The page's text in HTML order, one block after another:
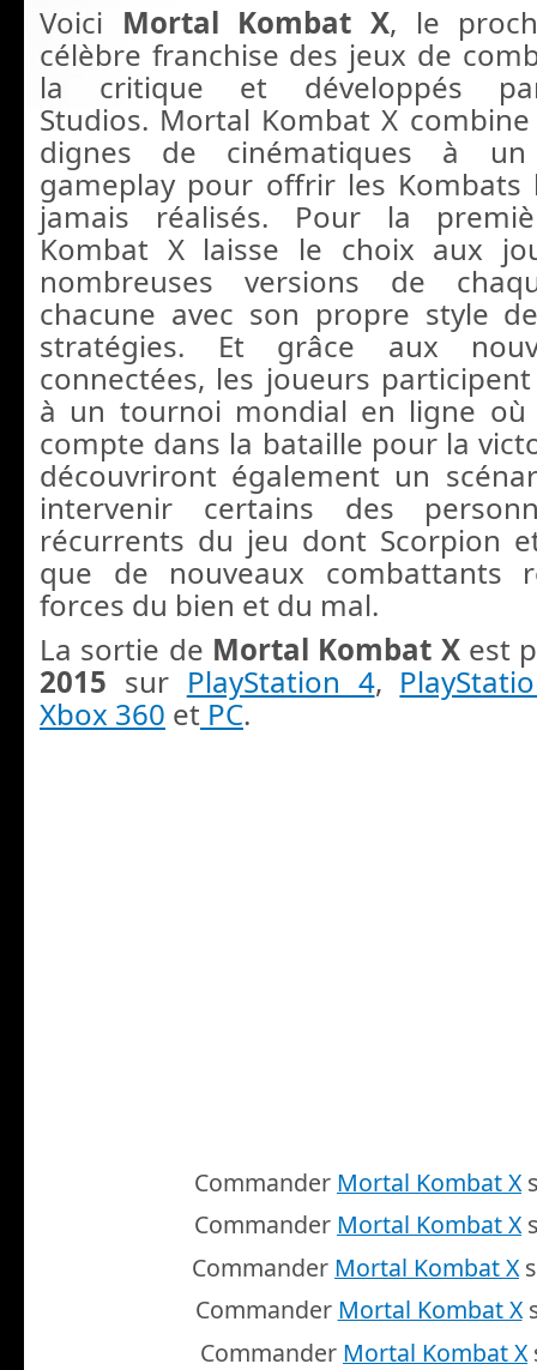
Voici Mortal Kombat X, le
célèbre franchise des jeux de
la critique et développés
Studios. Mortal Kombat X
dignes de cinématiques à
gameplay pour offrir les Kombats
jamais réalisés. Pour la
Kombat X laisse le choix aux
nombreuses versions de
chacune avec son propre style
stratégies. Et grâce aux
connectées, les joueurs
à un tournoi mondial en ligne où
compte dans la bataille pour la
découvriront également un
intervenir certains des
récurrents du jeu dont Scorpion
que de nouveaux combattants
forces du bien et du mal.
La sortie de Mortal Kombat X est
2015 sur PlayStation 4,
Xbox 360 et PC.
Commander Mortal Kombat X
Commander Mortal Kombat X
Commander Mortal Kombat X
Commander Mortal Kombat X
Commander Mortal Kombat X